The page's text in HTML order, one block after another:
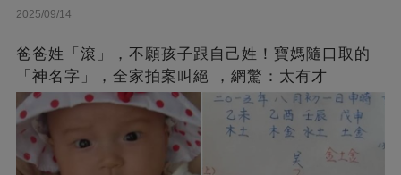
2025/09/14
爸爸姓「滾」，不願孩子跟自己姓！寶媽隨口取的
「神名字」，全家拍案叫絕 ，網驚：太有才